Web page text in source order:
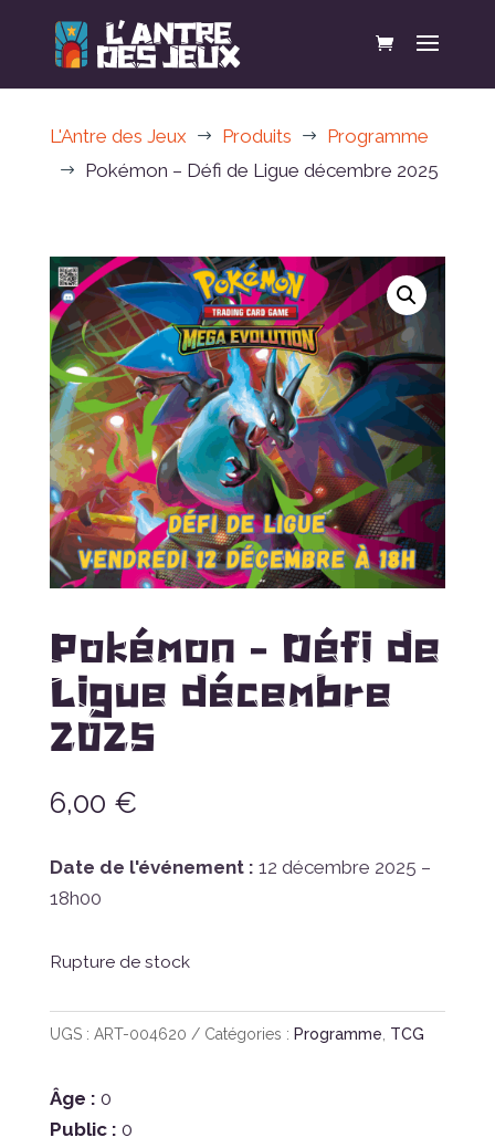
L'Antre des Jeux $ Produits $ Programme
$ Pokémon – Défi de Ligue décembre 2025
Pokémon – Défi de
Ligue décembre
2025
6,00 €
Date de l'événement : 12 décembre 2025 –
18h00
Rupture de stock
UGS : ART-004620 Catégories : Programme TCG
Âge : 0
Public : 0